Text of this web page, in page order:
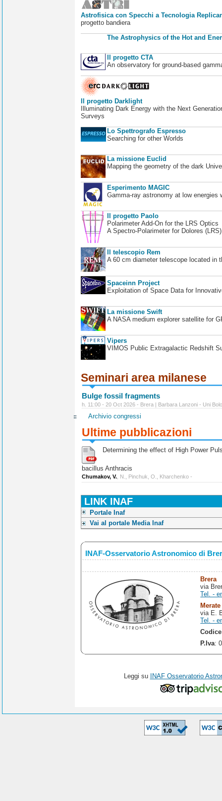
Astrofisica con Specchi a Tecnologia
progetto bandiera
The Astrophysics of the Hot and
Il progetto CTA
An observatory for ground-based
Il progetto Darklight
Illuminating Dark Energy with the Next
Surveys
Lo Spettrografo Espresso
Searching for other Worlds
La missione Euclid
Mapping the geometry of the dark
Esperimento MAGIC
Gamma-ray astronomy at low energies
Il progetto Paolo
Polarimeter Add-On for the LRS Optics
A Spectro-Polarimeter for Dolores
Il telescopio Rem
A 60 cm diameter telescope located in
Spaceinn Project
Exploitation of Space Data for
La missione Swift
A NASA medium explorer satellite for
Vipers
VIMOS Public Extragalactic Redshift
Seminari area milanese
Bulge fossil fragments
h. 11:00 - 20 Oct 2026 - Brera | Barbara Lanzoni - Uni
Archivio congressi
Ultime pubblicazioni
Determining the effect of High Power
bacillus Anthracis
Chumakov, V. , N., Pinchuk, O., Kharchenko -
LINK INAF
Portale Inaf
Vai al portale Media Inaf
INAF-Osservatorio Astronomico di
Brera
via
Tel. -
Merate
via E.
Tel. -
P.Iva:
Leggi su INAF Osservatorio